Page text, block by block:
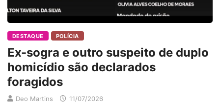
DESTAQUE POLÍCIA
Ex-sogra e outro suspeito de duplo
homicídio são declarados
foragidos
Deo Martins 11/07/2026